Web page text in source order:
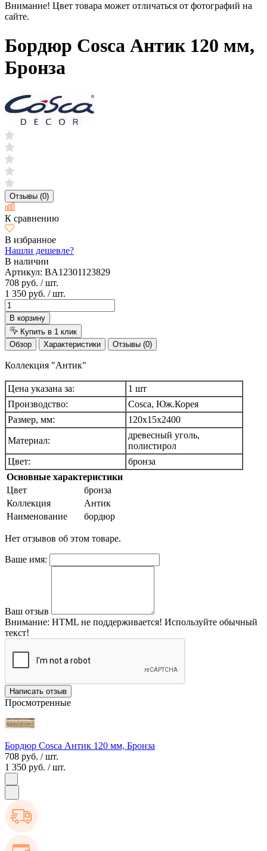
Внимание! Цвет товара может отличаться от фотографий на
сайте.
Бордюр Cosca Антик 120 мм,
Бронза
Отзывы (0)
К сравнению
В избранное
Нашли дешевле?
В наличии
Артикул: BA12301123829
708 руб. / шт.
1 350 руб. / шт.
В корзину
Купить в 1 клик
Обзор
Характеристики Отзывы (0)
Коллекция "Антик"
Цена указана за:
1 шт
Производство:
Cosca, Юж.Корея
Размер, мм:
120х15х2400
Материал:
древесный уголь,
полистирол
Цвет:
бронза
Основные характеристики
Цвет
бронза
Коллекция
Антик
Наименование
бордюр
Нет отзывов об этом товаре.
Ваше имя:
Ваш отзыв
Внимание: HTML не поддерживается! Используйте обычный
текст!
Написать отзыв
Просмотренные
Бордюр Cosca Антик 120 мм, Бронза
708 руб. / шт.
1 350 руб. / шт.